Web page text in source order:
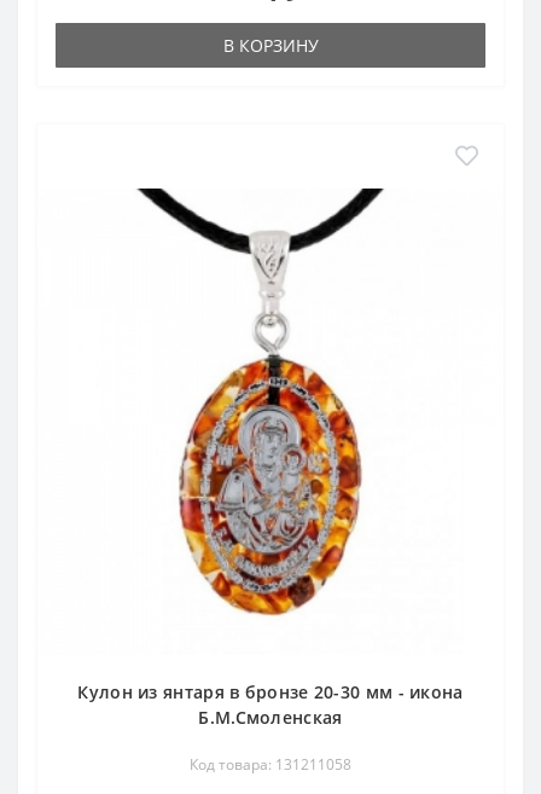
В КОРЗИНУ
Кулон из янтаря в бронзе 20-30 мм - икона
Б.М.Смоленская
Код товара: 131211058